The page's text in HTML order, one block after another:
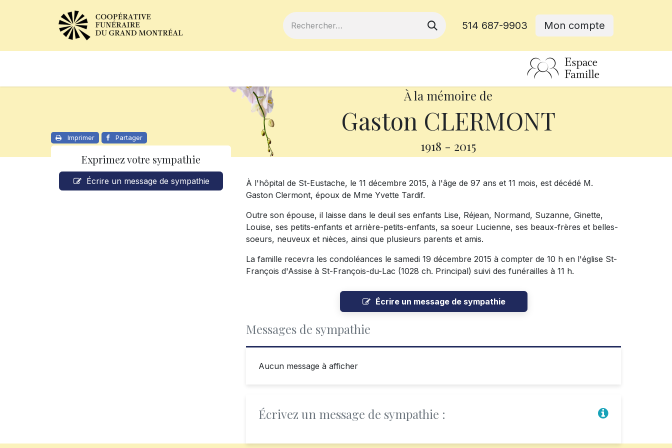
514 687-9903 Mon compte
À la mémoire de
Gaston CLERMONT
1918 - 2015
Imprimer Partager
Exprimez votre sympathie
Écrire un message de sympathie
À l'hôpital de St-Eustache, le 11 décembre 2015, à l'âge de 97 ans et 11 mois, est décédé M.
Gaston Clermont, époux de Mme Yvette Tardif.
Outre son épouse, il laisse dans le deuil ses enfants Lise, Réjean, Normand, Suzanne, Ginette,
Louise, ses petits-enfants et arrière-petits-enfants, sa soeur Lucienne, ses beaux-frères et belles-
soeurs, neuveux et nièces, ainsi que plusieurs parents et amis.
La famille recevra les condoléances le samedi 19 décembre 2015 à compter de 10 h en l'église St-
François d'Assise à St-François-du-Lac (1028 ch. Principal) suivi des funérailles à 11 h.
Écrire un message de sympathie
Messages de sympathie
Aucun message à afficher
Écrivez un message de sympathie :